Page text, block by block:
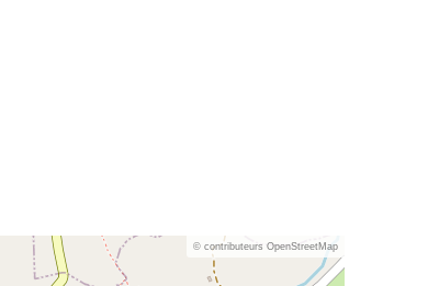
© contributeurs OpenStreetMap